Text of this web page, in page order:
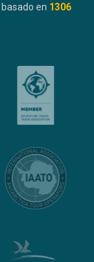
basado en 1306